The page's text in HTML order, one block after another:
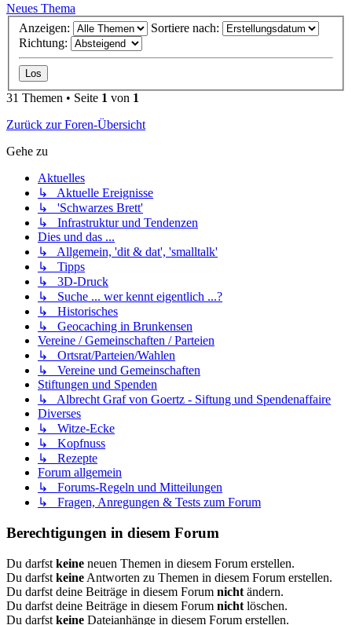
Neues Thema
Anzeigen:
Sortiere nach:
Richtung:
31 Themen • Seite 1 von 1
Zurück zur Foren-Übersicht
Gehe zu
Aktuelles
↳ Aktuelle Ereignisse
↳ 'Schwarzes Brett'
↳ Infrastruktur und Tendenzen
Dies und das ...
↳ Allgemein, 'dit & dat', 'smalltalk'
↳ Tipps
↳ 3D-Druck
↳ Suche ... wer kennt eigentlich ...?
↳ Historisches
↳ Geocaching in Brunkensen
Vereine / Gemeinschaften / Parteien
↳ Ortsrat/Parteien/Wahlen
↳ Vereine und Gemeinschaften
Stiftungen und Spenden
↳ Albrecht Graf von Goertz - Siftung und Spendenaffaire
Diverses
↳ Witze-Ecke
↳ Kopfnuss
↳ Rezepte
Forum allgemein
↳ Forums-Regeln und Mitteilungen
↳ Fragen, Anregungen & Tests zum Forum
Berechtigungen in diesem Forum
Du darfst keine neuen Themen in diesem Forum erstellen.
Du darfst keine Antworten zu Themen in diesem Forum erstellen.
Du darfst deine Beiträge in diesem Forum nicht ändern.
Du darfst deine Beiträge in diesem Forum nicht löschen.
Du darfst keine Dateianhänge in diesem Forum erstellen.